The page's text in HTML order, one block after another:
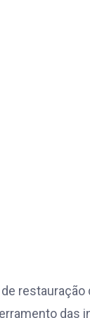
restauração
das